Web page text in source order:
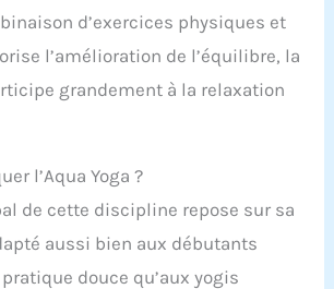
d’exercices physiques et
l’amélioration de l’équilibre, la
grandement à la relaxation
l’Aqua Yoga ?
de cette discipline repose sur sa
aussi bien aux débutants
douce qu’aux yogis